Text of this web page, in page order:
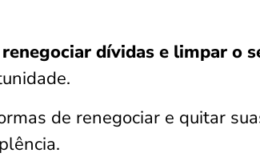
dívidas e limpar o
de renegociar e quitar